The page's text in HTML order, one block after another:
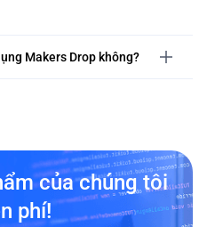
Makers Drop không?
của chúng tôi
phí!